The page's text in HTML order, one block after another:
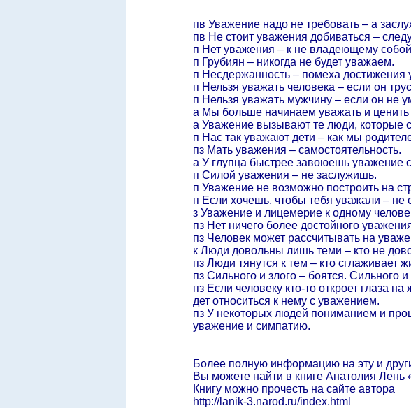
пв Уважение надо не требовать – а
пв Не стоит уважения добиваться –
п Нет уважения – к не владеющему
п Грубиян – никогда не будет уважаем.
п Несдержанность – помеха достижения
п Нельзя уважать человека – если он
п Нельзя уважать мужчину – если он не
а Мы больше начинаем уважать и ценить
а Уважение вызывают те люди, которые
п Нас так уважают дети – как мы
пз Мать уважения – самостоятельность.
а У глупца быстрее завоюешь
п Силой уважения – не заслужишь.
п Уважение не возможно построить на
п Если хочешь, чтобы тебя уважали – не
з Уважение и лицемерие к одному
пз Нет ничего более достойного
пз Человек может рассчитывать на
к Люди довольны лишь теми – кто не
пз Люди тянутся к тем – кто сглаживает
пз Сильного и злого – боятся. Сильного
пз Если человеку кто-то откроет глаза
дет относиться к нему с уважением.
пз У некоторых людей пониманием и
уважение и симпатию.
Более полную информацию на эту и
Вы можете найти в книге Анатолия Лень
Книгу можно прочесть на сайте автора
http://lanik-3.narod.ru/index.html